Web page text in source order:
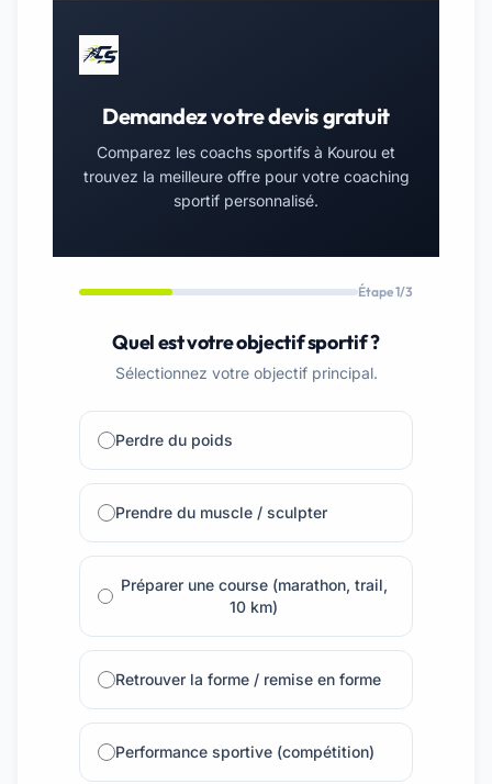
Demandez votre devis gratuit
Comparez les coachs sportifs à Kourou et
trouvez la meilleure offre pour votre coaching
sportif personnalisé.
Étape 1/3
Quel est votre objectif sportif ?
Sélectionnez votre objectif principal.
Perdre du poids
Prendre du muscle / sculpter
Préparer une course (marathon, trail,
10 km)
Retrouver la forme / remise en forme
Performance sportive (compétition)